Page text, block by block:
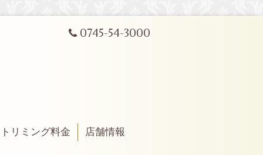
0745-54-3000
トリミング料金 店舗情報